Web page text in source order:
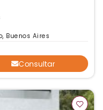
Buenos Aires
Consultar